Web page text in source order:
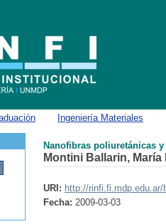
Ingeniería Materiales
Nanofibras poliuretánicas
Montini Ballarin, María
URI: http://rinfi.fi.mdp.edu.ar/
Fecha: 2009-03-03